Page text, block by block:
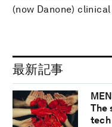
(now Danone)
最新記事
The
tech